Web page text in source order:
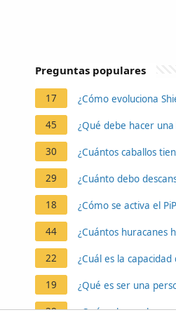
Preguntas populares
17 ¿Cómo evoluciona
45 ¿Qué debe hacer
30 ¿Cuántos caballos
29 ¿Cuánto debo
18 ¿Cómo se activa el
44 ¿Cuántos huracanes
22 ¿Cuál es la
19 ¿Qué es ser una
38 ¿Qué es lo que hay